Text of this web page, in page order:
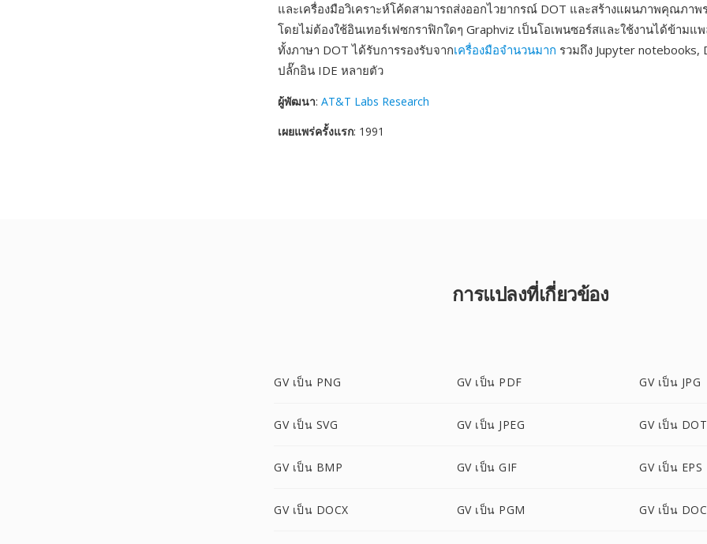
และเครื่องมือวิเคราะห์โค้ดสามารถส่งออกไวยากรณ์ DOT และสร้างแผนภาพคุณภา
โดยไม่ต้องใช้อินเทอร์เฟซกราฟิกใดๆ Graphviz เป็นโอเพนซอร์สและใช้งานได้ข้ามแ
ทั้งภาษา DOT ได้รับการรองรับจากเครื่องมือจำนวนมาก รวมถึง Jupyter notebooks,
ปลั๊กอิน IDE หลายตัว
ผู้พัฒนา: AT&T Labs Research
เผยแพร่ครั้งแรก: 1991
การแปลงที่เกี่ยวข้อง
GV เป็น PNG GV เป็น PDF GV เป็น JPG
GV เป็น SVG GV เป็น JPEG GV เป็น DOT
GV เป็น BMP GV เป็น GIF GV เป็น EPS
GV เป็น DOCX GV เป็น PGM GV เป็น DOC